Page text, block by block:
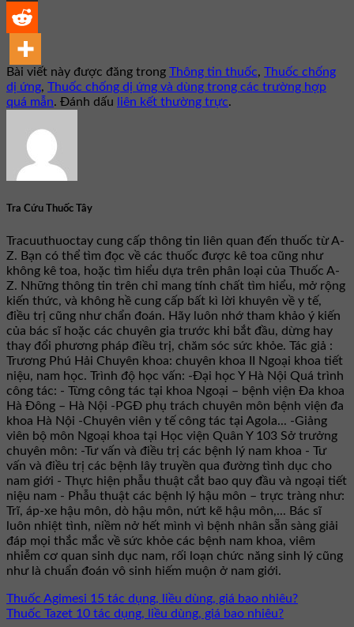
Bài viết này được đăng trong Thông tin thuốc, Thuốc chống
dị ứng, Thuốc chống dị ứng và dùng trong các trường hợp
quá mẫn. Đánh dấu liên kết thường trực.
Tra Cứu Thuốc Tây
Tracuuthuoctay cung cấp thông tin liên quan đến thuốc từ A-
Z. Bạn có thể tìm đọc về các thuốc được kê toa cũng như
không kê toa, hoặc tìm hiểu dựa trên phân loại của Thuốc A-
Z. Những thông tin trên chỉ mang tính chất tìm hiểu, mở rộng
kiến thức, và không hề cung cấp bất kì lời khuyên về y tế,
điều trị cũng như chẩn đoán. Hãy luôn nhớ tham khảo ý kiến
của bác sĩ hoặc các chuyên gia trước khi bắt đầu, dừng hay
thay đổi phương pháp điều trị, chăm sóc sức khỏe. Tác giả :
Trương Phú Hải Chuyên khoa: chuyên khoa II Ngoại khoa tiết
niệu, nam học. Trình độ học vấn: -Đại học Y Hà Nội Quá trình
công tác: - Từng công tác tại khoa Ngoại – bệnh viện Đa khoa
Hà Đông – Hà Nội -PGĐ phụ trách chuyên môn bệnh viện đa
khoa Hà Nội -Chuyên viên y tế công tác tại Agola... -Giảng
viên bộ môn Ngoại khoa tại Học viện Quân Y 103 Sở trưởng
chuyên môn: -Tư vấn và điều trị các bệnh lý nam khoa - Tư
vấn và điều trị các bệnh lây truyền qua đường tình dục cho
nam giới - Thực hiện phẫu thuật cắt bao quy đầu và ngoại tiết
niệu nam - Phẫu thuật các bệnh lý hậu môn – trực tràng như:
Trĩ, áp-xe hậu môn, dò hậu môn, nứt kẽ hậu môn,... Bác sĩ
luôn nhiệt tình, niềm nở hết mình vì bệnh nhân sẵn sàng giải
đáp mọi thắc mắc về sức khỏe các bệnh nam khoa, viêm
nhiễm cơ quan sinh dục nam, rối loạn chức năng sinh lý cũng
như là chuẩn đoán vô sinh hiếm muộn ở nam giới.
Thuốc Agimesi 15 tác dụng, liều dùng, giá bao nhiêu?
Thuốc Tazet 10 tác dụng, liều dùng, giá bao nhiêu?